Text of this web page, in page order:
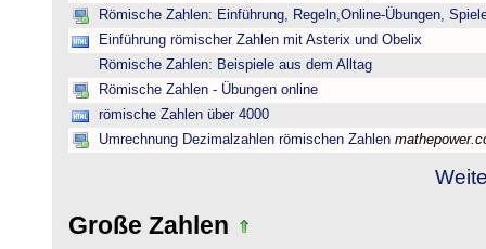
Römische Zahlen: Einführung, Regeln,Online-Übungen,
Einführung römischer Zahlen mit Asterix und Obelix
Römische Zahlen: Beispiele aus dem Alltag
Römische Zahlen - Übungen online
römische Zahlen über 4000
Umrechnung Dezimalzahlen römischen Zahlen
Große Zahlen